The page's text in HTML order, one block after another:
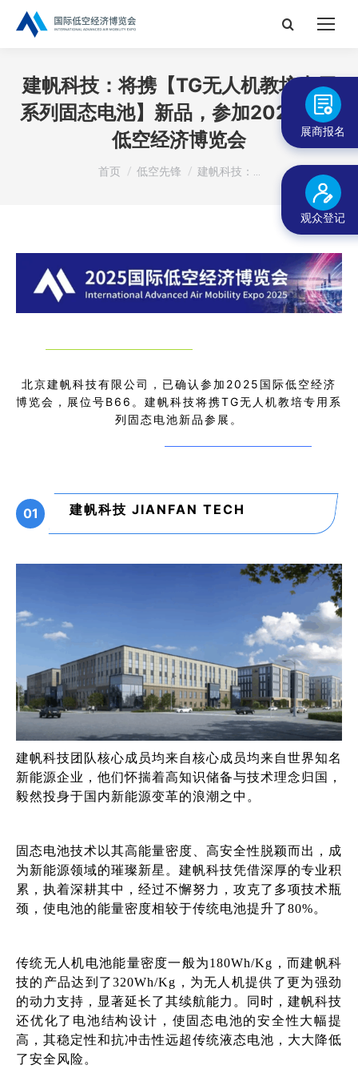
搜
建帆科技：将携【TG无人机教培专用
系列固态电池】新品，参加2025国际
低空经济博览会
您在这里：
首页 低空先锋 建帆科技：…
北京建帆科技有限公司，已确认参加2025国际低空经济
博览会，展位号B66。建帆科技将携TG无人机教培专用系
列固态电池新品参展。
01 建帆科技 JIANFAN TECH
建帆科技团队核心成员均来自核心成员均来自世界知名
新能源企业，他们怀揣着高知识储备与技术理念归国，
毅然投身于国内新能源变革的浪潮之中。
固态电池技术以其高能量密度、高安全性脱颖而出，成
为新能源领域的璀璨新星。建帆科技凭借深厚的专业积
累，执着深耕其中，经过不懈努力，攻克了多项技术瓶
颈，使电池的能量密度相较于传统电池提升了80%。
传统无人机电池能量密度一般为180Wh/Kg，而建帆科
技的产品达到了320Wh/Kg，为无人机提供了更为强劲
的动力支持，显著延长了其续航能力。同时，建帆科技
还优化了电池结构设计，使固态电池的安全性大幅提
高，其稳定性和抗冲击性远超传统液态电池，大大降低
了安全风险。
展商报名
观众登记